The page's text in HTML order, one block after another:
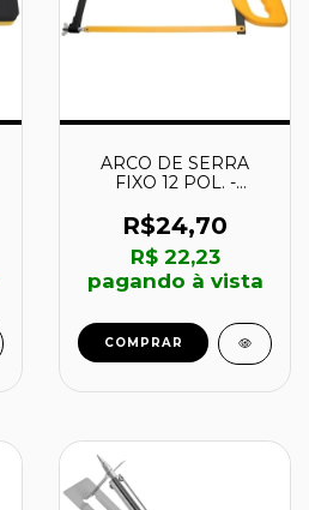
ARCO DE SERRA
FIXO 12 POL. -
TRAMONTINA
R$24,70
R$ 22,23
pagando à vista
COMPRAR